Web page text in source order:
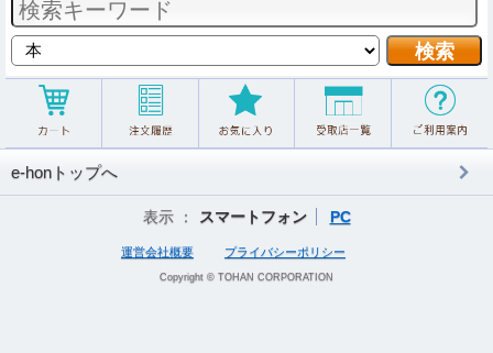
e-honトップへ
表示 ： スマートフォン PC
運営会社概要 プライバシーポリシー
Copyright © TOHAN CORPORATION